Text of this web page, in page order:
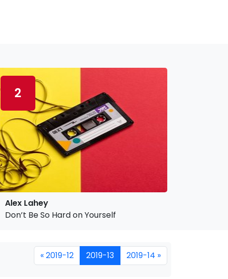
2
Alex Lahey
Don’t Be So Hard on Yourself
« 2019-12 2019-13 2019-14 »